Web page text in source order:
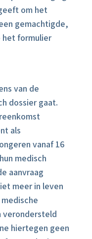
om het
gemachtigde,
het formulier
van de
dossier gaat.
als
vanaf 16
medisch
aanvraag
meer in leven
verondersteld
hiertegen geen